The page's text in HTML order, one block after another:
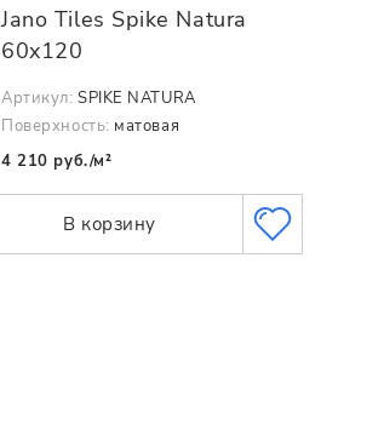
Jano Tiles Spike Natura
60x120
Артикул: SPIKE NATURA
Поверхность: матовая
4 210 руб./м²
В корзину